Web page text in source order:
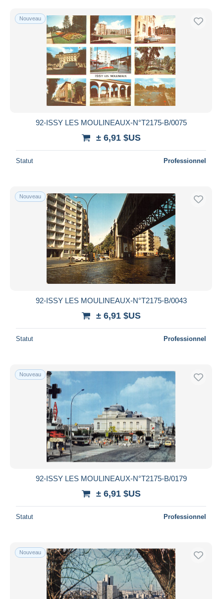
Nouveau
92-ISSY LES MOULINEAUX-N°T2175-B/0075
± 6,91 $US
Statut Professionnel
Nouveau
92-ISSY LES MOULINEAUX-N°T2175-B/0043
± 6,91 $US
Statut Professionnel
Nouveau
92-ISSY LES MOULINEAUX-N°T2175-B/0179
± 6,91 $US
Statut Professionnel
Nouveau